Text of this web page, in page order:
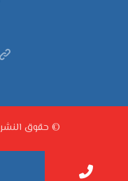
© حقوق النشر 2026. كل الحقوق محفوظة.